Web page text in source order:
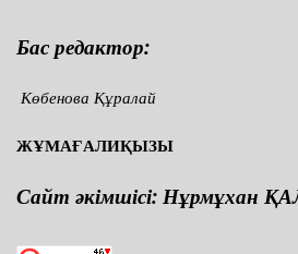
Бас редактор:
Көбенова Құралай
ЖҰМАҒАЛИҚЫЗЫ
Сайт әкімшісі: Нұрмұхан